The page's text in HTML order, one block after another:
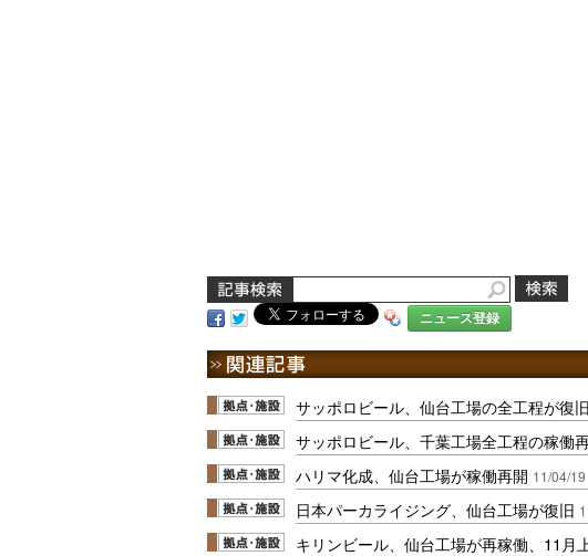
ニュース登録
サッポロビール、仙台工場の全工程が復旧
サッポロビール、千葉工場全工程の稼働
ハリマ化成、仙台工場が稼働再開 11/04/19
日本パーカライジング、仙台工場が復旧
キリンビール、仙台工場が再稼働、11月